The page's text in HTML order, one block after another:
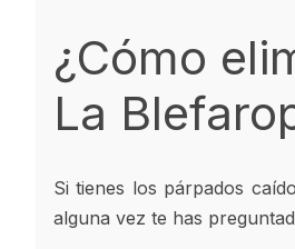
¿Cómo
La
Si tienes los párpados
alguna vez te has